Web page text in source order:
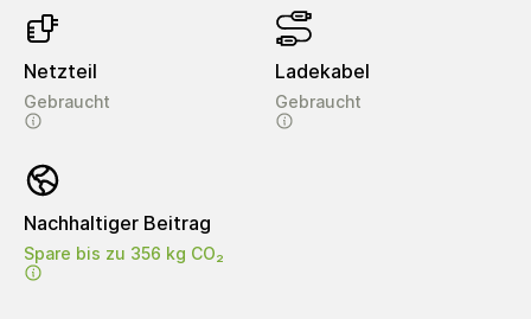
Netzteil
Gebraucht
Ladekabel
Gebraucht
Nachhaltiger Beitrag
Spare bis zu 356 kg CO₂